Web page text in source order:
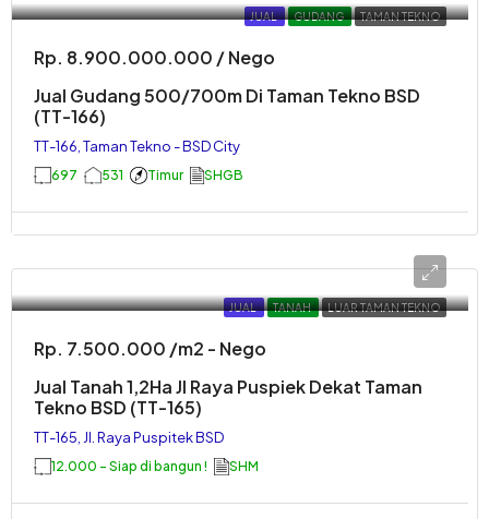
JUAL GUDANG TAMAN TEKNO
Rp. 8.900.000.000 / Nego
Jual Gudang 500/700m Di Taman Tekno BSD
(TT-166)
TT-166, Taman Tekno - BSD City
697 531 Timur SHGB
JUAL TANAH LUAR TAMAN TEKNO
Rp. 7.500.000 /m2 - Nego
Jual Tanah 1,2Ha Jl Raya Puspiek Dekat Taman
Tekno BSD (TT-165)
TT-165, Jl. Raya Puspitek BSD
12.000 - Siap di bangun ! SHM